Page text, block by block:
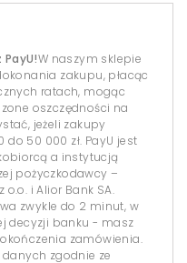
W naszym sklepie
zakupu, płacąc
ratach, mogąc
oszczędności na
jeżeli zakupy
50 000 zł. PayU jest
a instytucją
pożyczkodawcy –
o.o. i Alior Bank SA.
zwykle do 2 minut, w
decyzji banku - masz
zamówienia.
zgodnie ze